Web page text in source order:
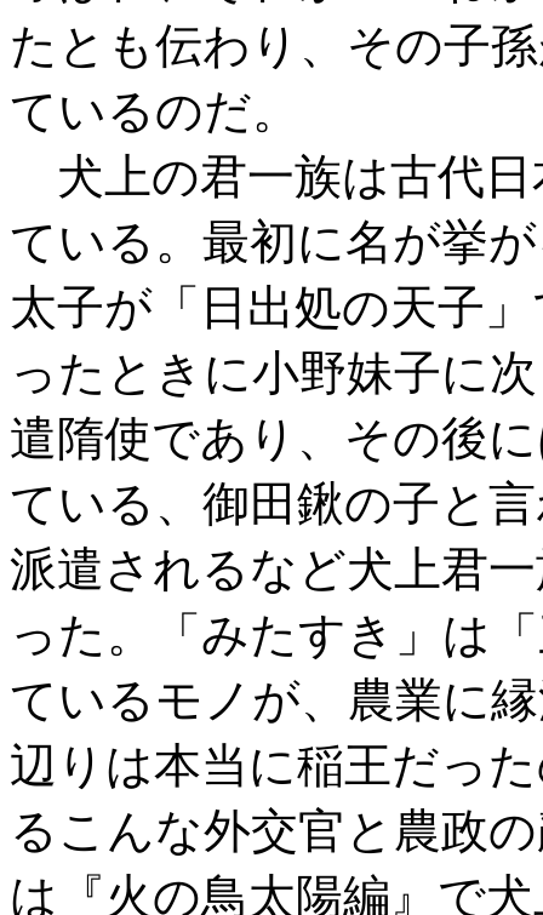
たとも伝わり、その子
ているのだ。
犬上の君一族は古代
ている。最初に名が挙
太子が「日出処の天子
ったときに小野妹子に
遣隋使であり、その後
ている、御田鍬の子と
派遣されるなど犬上君
った。「みたすき」は
ているモノが、農業に
辺りは本当に稲王だっ
るこんな外交官と農政
は『火の鳥太陽編』で